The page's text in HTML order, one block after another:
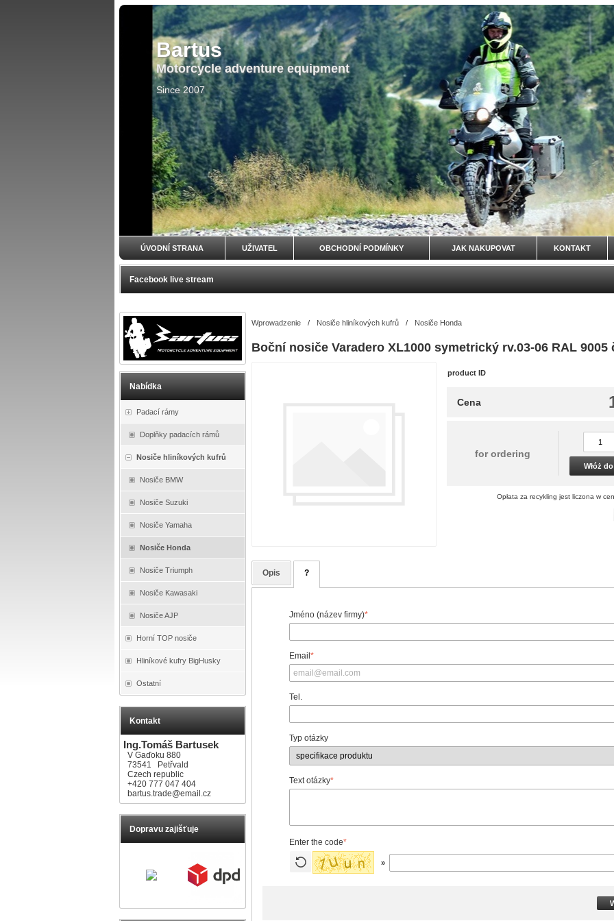
Bartus
Motorcycle adventure equipment
Since 2007
ÚVODNÍ STRANA UŽIVATEL OBCHODNÍ PODMÍNKY JAK NAKUPOVAT KONTAKT
Facebook live stream
Nabídka
Padací rámy
Doplňky padacích rámů
Nosiče hliníkových kufrů
Nosiče BMW
Nosiče Suzuki
Nosiče Yamaha
Nosiče Honda
Nosiče Triumph
Nosiče Kawasaki
Nosiče AJP
Horní TOP nosiče
Hliníkové kufry BigHusky
Ostatní
Kontakt
Ing.Tomáš Bartusek
V Gaďoku 880
73541 Petřvald
Czech republic
+420 777 047 404
bartus.trade@email.cz
Dopravu zajišťuje
Wprowadzenie / Nosiče hliníkových kufrů / Nosiče Honda
Boční nosiče Varadero XL1000 symetrický rv.03-06 RAL 9005
product ID
Cena
for ordering
Włóż
Opłata za recykling jest liczona w
Opis ?
Jméno (název firmy)*
Email*
Tel.
Typ otázky
Text otázky*
Enter the code*
»